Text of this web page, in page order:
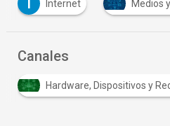
Medios y Entretenimiento
Canales
Dispositivos y Redes